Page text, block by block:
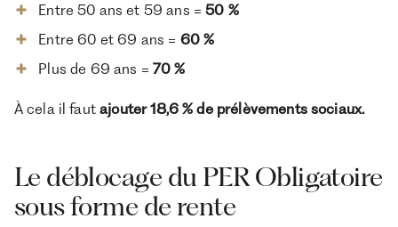
Entre 50 ans et 59 ans =50 %
Entre 60 et 69 ans = 60 %
Plus de 69 ans = 70 %
À cela il fautajouter 18,6 % de prélèvements sociaux.
Le déblocage du PER Obligatoire
sous forme de rente